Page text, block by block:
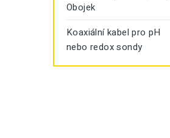
Obojek
Koaxiální kabel pro pH
nebo redox sondy